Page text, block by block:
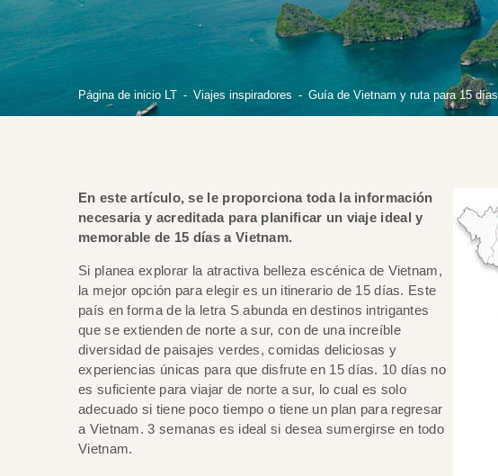
Página de inicio LT Viajes inspiradores Guía de Vietnam y ruta para 15 días
En este artículo, se le proporciona toda la información
necesaria y acreditada para planificar un viaje ideal y
memorable de 15 días a Vietnam.
Si planea explorar la atractiva belleza escénica de Vietnam,
la mejor opción para elegir es un itinerario de 15 días. Este
país en forma de la letra S abunda en destinos intrigantes
que se extienden de norte a sur, con de una increíble
diversidad de paisajes verdes, comidas deliciosas y
experiencias únicas para que disfrute en 15 días. 10 días no
es suficiente para viajar de norte a sur, lo cual es solo
adecuado si tiene poco tiempo o tiene un plan para regresar
a Vietnam. 3 semanas es ideal si desea sumergirse en todo
Vietnam.